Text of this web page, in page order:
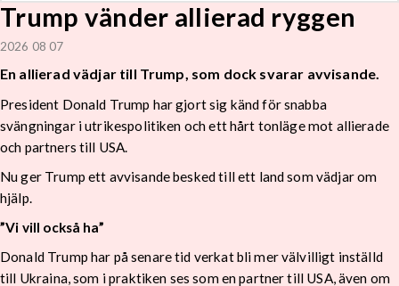
Trump vänder allierad ryggen
2026 08 07
En allierad vädjar till Trump, som dock svarar avvisande.
President Donald Trump har gjort sig känd för snabba
svängningar i utrikespolitiken och ett hårt tonläge mot allierade
och partners till USA.
Nu ger Trump ett avvisande besked till ett land som vädjar om
hjälp.
”Vi vill också ha”
Donald Trump har på senare tid verkat bli mer välvilligt inställd
till Ukraina, som i praktiken ses som en partner till USA, även om